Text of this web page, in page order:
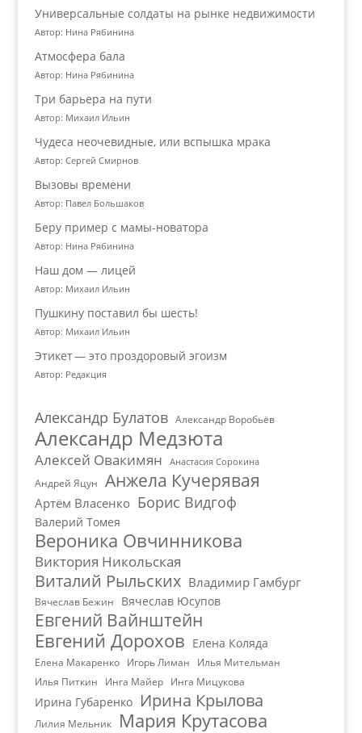
Универсальные солдаты на рынке недвижимости
Автор: Нина Рябинина
Атмосфера бала
Автор: Нина Рябинина
Три барьера на пути
Автор: Михаил Ильин
Чудеса неочевидные, или вспышка мрака
Автор: Сергей Смирнов
Вызовы времени
Автор: Павел Большаков
Беру пример с мамы-новатора
Автор: Нина Рябинина
Наш дом — лицей
Автор: Михаил Ильин
Пушкину поставил бы шесть!
Автор: Михаил Ильин
Этикет — это проздоровый эгоизм
Автор: Редакция
Александр Булатов Александр Воробьёв
Александр Медзюта
Алексей Овакимян Анастасия Сорокина
Андрей Яцун Анжела Кучерявая
Артём Власенко Борис Видгоф
Валерий Томея
Вероника Овчинникова
Виктория Никольская
Виталий Рыльских Владимир Гамбург
Вячеслав Бежин Вячеслав Юсупов
Евгений Вайнштейн
Евгений Дорохов Елена Коляда
Елена Макаренко Игорь Лиман
Илья Мительман
Илья Питкин
Инга Майер Инга Мицукова
Ирина Губаренко Ирина Крылова
Лилия Мельник Мария Крутасова